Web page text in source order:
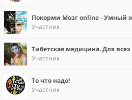
Покорми Мозг online - Умный
Участник
Тибетская медицина. Для
Участник
То что надо!
Участник